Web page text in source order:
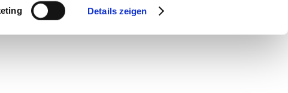
Ihre
Medien
Details zeigen